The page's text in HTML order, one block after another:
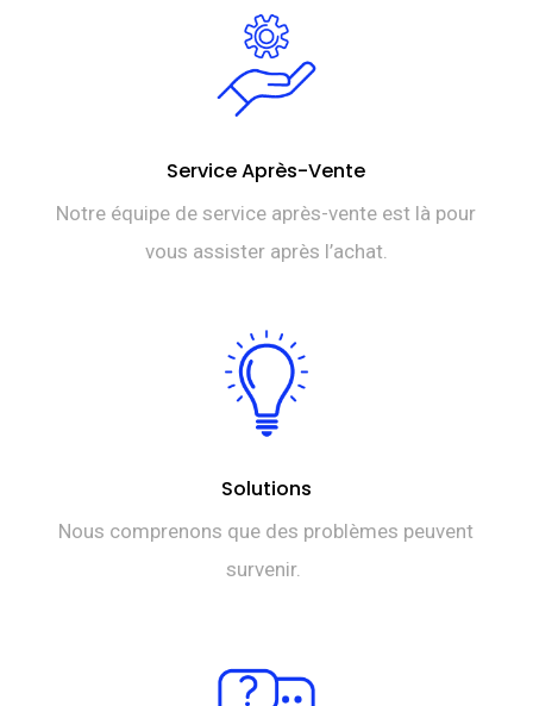
Service Après-Vente
Notre équipe de service après-vente est là pour
vous assister après l’achat.
Solutions
Nous comprenons que des problèmes peuvent
survenir.